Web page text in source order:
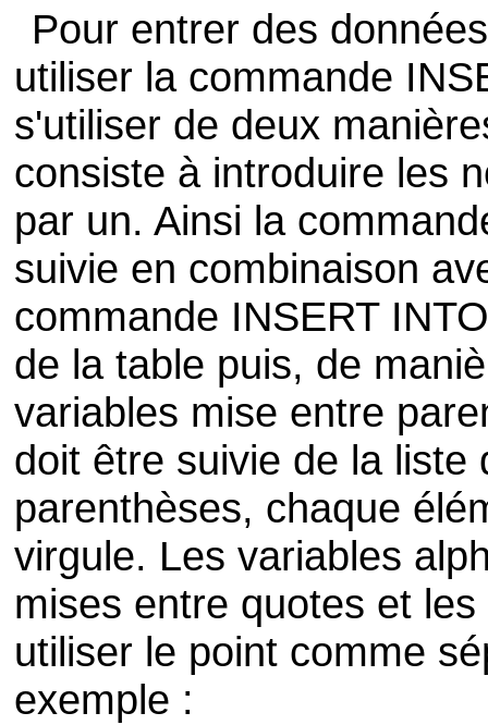
Pour entrer des
utiliser la commande
s'utiliser de deux
consiste à introduire les
par un. Ainsi la
suivie en combinaison
commande INSERT
de la table puis, de
variables mise entre
doit être suivie de la
parenthèses, chaque
virgule. Les variables
mises entre quotes et
utiliser le point comme
exemple :